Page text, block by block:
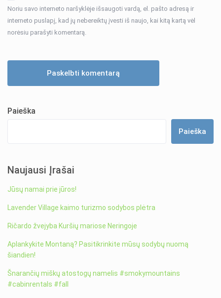
Noriu savo interneto naršyklėje išsaugoti vardą, el. pašto adresą ir
interneto puslapį, kad jų nebereiktų įvesti iš naujo, kai kitą kartą vėl
norėsiu parašyti komentarą.
Paieška
Paieška
Naujausi Įrašai
Jūsų namai prie jūros!
Lavender Village kaimo turizmo sodybos plėtra
Ričardo žvejyba Kuršių mariose Neringoje
Aplankykite Montaną? Pasitikrinkite mūsų sodybų nuomą
šiandien!
Šnarančių miškų atostogų namelis #smokymountains
#cabinrentals #fall